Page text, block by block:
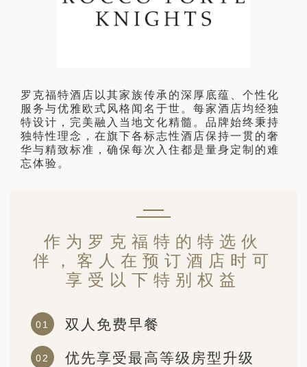
富汗: 传奇古国的前世文明（2026
日 – 10 月 3 日）
— 26 日)
之旅: 搭乘银海邮轮 “奋进号” 的
旅程（2026 年 12 月 4 日至 14
罗克福特酒店以其家族传承的深厚底蕴、个性化
服务与优雅欧式风格闻名于世。每家酒店均经独
特设计，完美融入当地文化精髓。品牌始终秉持
独特性理念，在旗下各标志性酒店保持一贯的奢
华与精致标准，确保每次入住都是量身定制的难
忘体验。
作为罗克福特的特选伙
伴，客人在预订酒店时可
享受以下特别权益
双人免费早餐
优先享受最高等级房型升级